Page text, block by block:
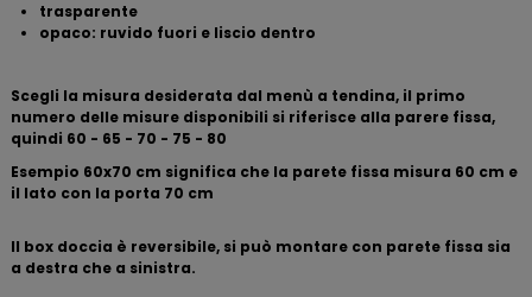
trasparente
opaco: ruvido fuori e liscio dentro
Scegli la misura desiderata dal menù a tendina, il primo
numero delle misure disponibili si riferisce alla parere fissa,
quindi 60 - 65 - 70 - 75 - 80
Esempio 60x70 cm significa che la parete fissa misura 60 cm e
il lato con la porta 70 cm
Il box doccia è reversibile, si può montare con parete fissa sia
a destra che a sinistra.